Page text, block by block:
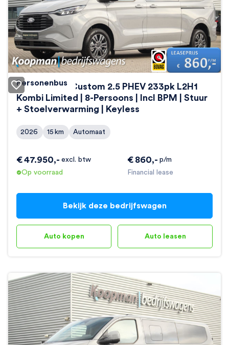
Personenbus
Ford Transit Custom 2.5 PHEV 233pk L2H1
Kombi Limited | 8-Persoons | Incl BPM | Stuur
+ Stoelverwarming | Keyless
2026 15 km Automaat
€ 860,- p/m
Financial lease
€47.950,- excl. btw
Op voorraad
Bekijk deze bedrijfswagen
Auto kopen Auto leasen